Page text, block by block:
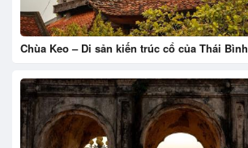
Chùa Keo – Di sản kiến trúc cổ của Thái Bình